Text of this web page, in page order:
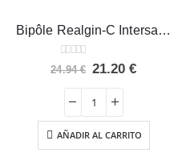
Bipôle Realgin-C Intersa 20 ampollas
0 out of 5
24.94€ El
original
era:
24.94 €.
21.20€El
21.20 €.
AÑADIR AL CARRITO